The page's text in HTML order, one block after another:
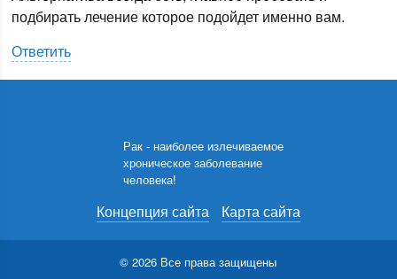
подбирать лечение которое подойдет именно вам.
Ответить
Рак - наиболее излечиваемое
хроническое заболевание
человека!
Концепция сайта Карта сайта
© 2026 Все права защищены